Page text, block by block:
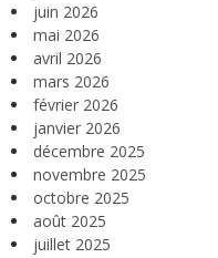
juin 2026
mai 2026
avril 2026
mars 2026
février 2026
janvier 2026
décembre 2025
novembre 2025
octobre 2025
août 2025
juillet 2025